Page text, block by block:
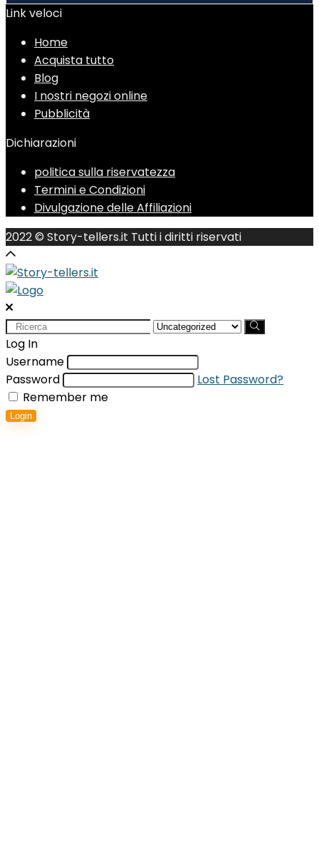
Link veloci
Home
Acquista tutto
Blog
I nostri negozi online
Pubblicità
Dichiarazioni
politica sulla riservatezza
Termini e Condizioni
Divulgazione delle Affiliazioni
2022 © Story-tellers.it Tutti i diritti riservati
Search
for:
Log In
Username
Password
Lost Password?
Remember me
Login